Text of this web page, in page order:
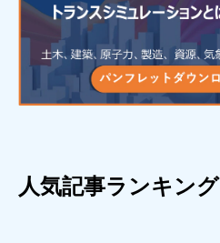
人気記事ランキング